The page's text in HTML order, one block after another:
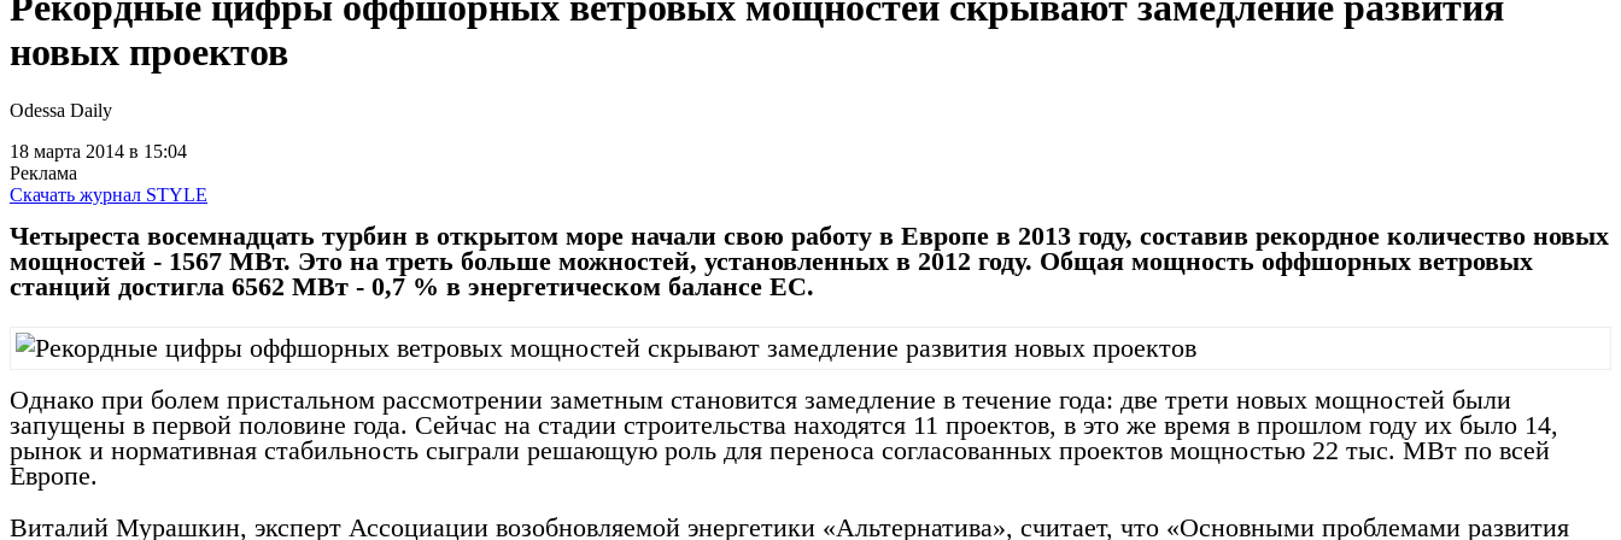
новых проектов
Odessa Daily
18 марта 2014 в 15:04
Реклама
Скачать журнал STYLE
Четыреста восемнадцать турбин в открытом море начали свою работу в Европе в 2013 году, составив рекордное количество новых
мощностей - 1567 МВт. Это на треть больше можностей, установленных в 2012 году. Общая мощность оффшорных ветровых
станций достигла 6562 МВт - 0,7 % в энергетическом балансе ЕС.
Однако при болем пристальном рассмотрении заметным становится замедление в течение года: две трети новых мощностей были
запущены в первой половине года. Сейчас на стадии строительства находятся 11 проектов, в это же время в прошлом году их было 14,
рынок и нормативная стабильность сыграли решающую роль для переноса согласованных проектов мощностью 22 тыс. МВт по всей
Европе.
Виталий Мурашкин, эксперт Ассоциации возобновляемой энергетики «Альтернатива», считает, что «Основными проблемами развития